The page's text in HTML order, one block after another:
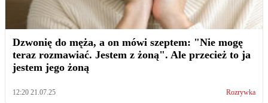
Dzwonię do męża, a on mówi szeptem: "Nie mogę
teraz rozmawiać. Jestem z żoną". Ale przecież to ja
jestem jego żoną
12:20 21.07.25 Rozrywka